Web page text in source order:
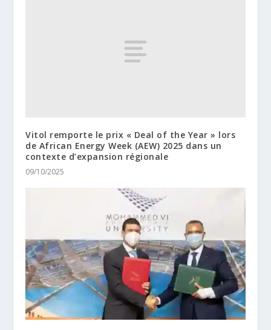
Vitol remporte le prix « Deal of the Year » lors
de African Energy Week (AEW) 2025 dans un
contexte d’expansion régionale
09/10/2025